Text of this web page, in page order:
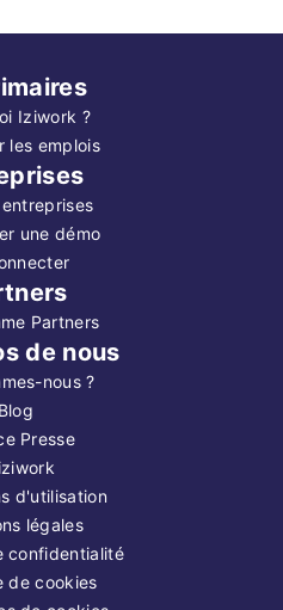
Iziwork ?
les emplois
une démo
Partners
de nous
nous ?
Blog
Presse
iziwork
d'utilisation
légales
confidentialité
de cookies